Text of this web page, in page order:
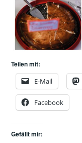
Teilen mit:
E-Mail
Facebook
Gefällt mir: